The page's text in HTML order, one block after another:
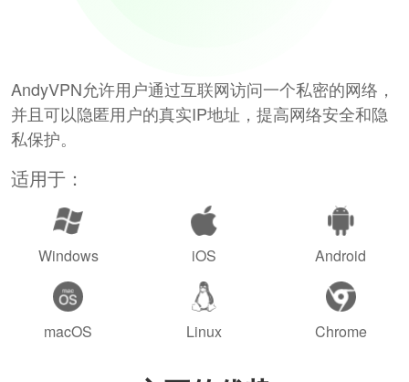
AndyVPN允许用户通过互联网访问一个私密的网络，
并且可以隐匿用户的真实IP地址，提高网络安全和隐
私保护。
适用于：
Windows iOS Android
macOS Linux Chrome